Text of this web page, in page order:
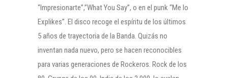
“Impresionarte”,”What You Say”, o en el punk “Me lo
Explikes”. El disco recoge el espíritu de los últimos
5 años de trayectoria de la Banda. Quizás no
inventan nada nuevo, pero se hacen reconocibles
para varias generaciones de Rockeros. Rock de los